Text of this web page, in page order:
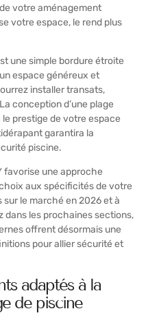
votre aménagement
votre espace, le rend plus
une simple bordure étroite
espace généreux et
installer transats,
conception d’une plage
prestige de votre espace
garantira la
piscine.
favorise une approche
aux spécificités de votre
le marché en 2026 et à
dans les prochaines sections,
offrent désormais une
pour allier sécurité et
adaptés à la
de piscine